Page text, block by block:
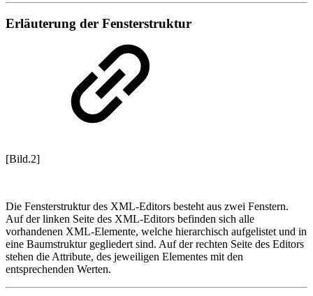
Erläuterung der Fensterstruktur
[Bild.2]
Die Fensterstruktur des XML-Editors besteht aus zwei Fenstern.
Auf der linken Seite des XML-Editors befinden sich alle
vorhandenen XML-Elemente, welche hierarchisch aufgelistet und in
eine Baumstruktur gegliedert sind. Auf der rechten Seite des Editors
stehen die Attribute, des jeweiligen Elementes mit den
entsprechenden Werten.